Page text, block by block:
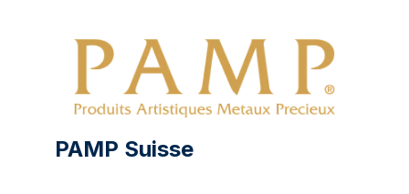
PAMP Suisse